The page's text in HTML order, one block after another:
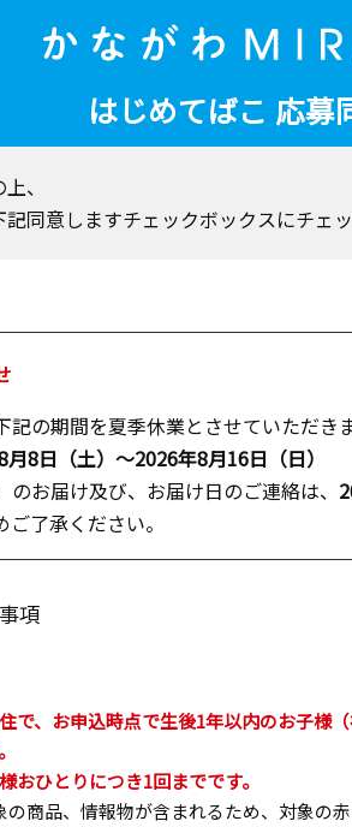
はじめてばこ 応募
、
同意しますチェックボックスにチェ
の期間を夏季休業とさせていただきま
月8日（土）～2026年8月16日（日）
お届け及び、お届け日のご連絡は、
了承ください。
項
で、お申込時点で生後1年以内のお子様
おひとりにつき1回までです。
の商品、情報物が含まれるため、対象の